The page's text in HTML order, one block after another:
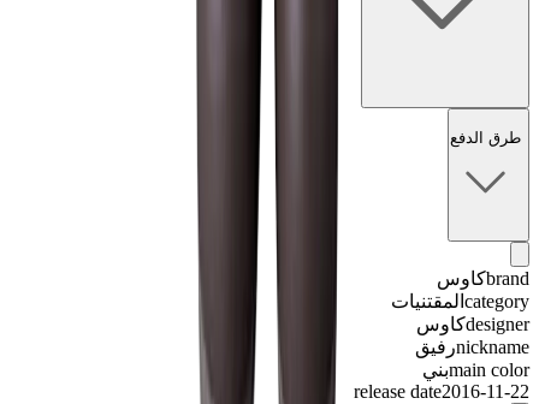
طرق الدفع
brandكاوس
category المقتنيات
designerكاوس
nicknameرفيق
main colorبني
release date2016-11-22